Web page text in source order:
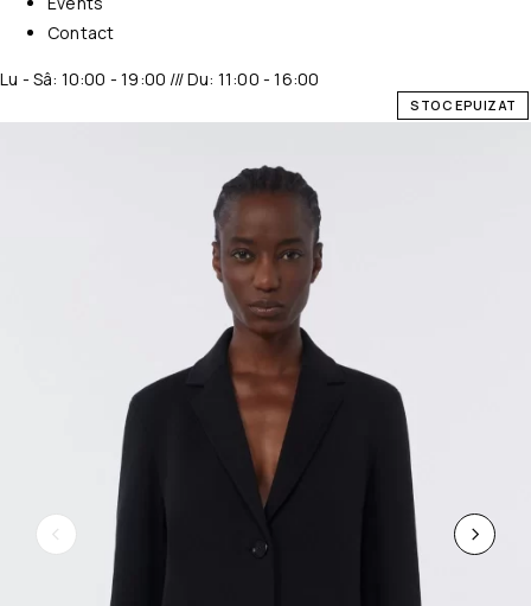
Contact
Lu - Sâ: 10:00 - 19:00 /// Du: 11:00 - 16:00
STOC EPUIZAT